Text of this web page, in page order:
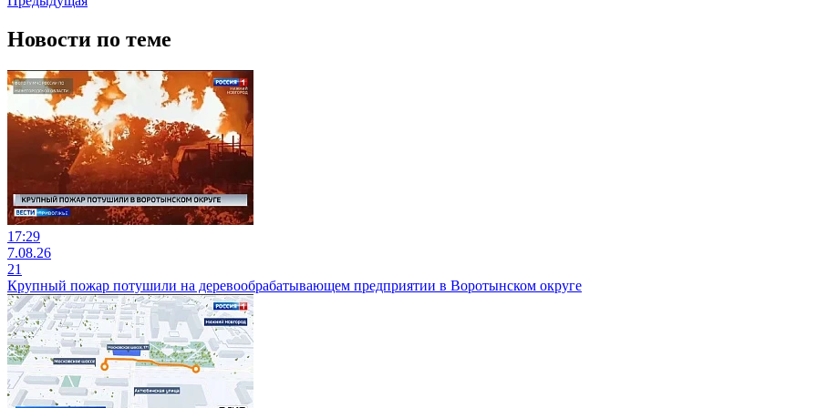
Новости по теме
17:29
7.08.26
21
Крупный пожар потушили на деревообрабатывающем предприятии в Воротынском округе